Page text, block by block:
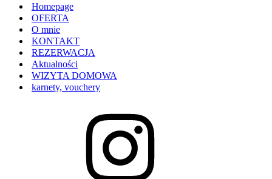
Homepage
OFERTA
O mnie
KONTAKT
REZERWACJA
Aktualności
WIZYTA DOMOWA
karnety, vouchery